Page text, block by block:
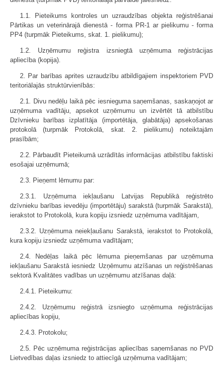
1.1. Pieteikums kontroles un uzraudzības objekta reģistrēšanai
Pārtikas un veterinārajā dienestā - forma PR-1 ar pielikumu - forma
PP4 (turpmāk Pieteikums, skat. 1. pielikumu);
1.2. Uzņēmumu reģistra izsniegtā uzņēmuma reģistrācijas
apliecība (kopija).
2. Par barības aprites uzraudzību atbildīgajiem inspektoriem PVD
teritoriālajās struktūrvienībās:
2.1. Divu nedēļu laikā pēc iesnieguma saņemšanas, saskaņojot ar
uzņēmuma vadītāju, apsekot uzņēmumu un izvērtēt tā atbilstību
Dzīvnieku barības izplatītāja (importētāja, glabātāja) apsekošanas
protokolā (turpmāk Protokolā, skat. 2. pielikumu) noteiktajām
prasībām;
2.2. Pārbaudīt Pieteikumā uzrādītās informācijas atbilstību faktiski
esošajai uzņēmumā;
2.3. Pieņemt lēmumu par:
2.3.1. Uzņēmuma iekļaušanu Latvijas Republikā reģistrēto
dzīvnieku barības ievedēju (importētāju) sarakstā (turpmāk Sarakstā),
ierakstot to Protokolā, kura kopiju izsniedz uzņēmuma vadītājam,
2.3.2. Uzņēmuma neiekļaušanu Sarakstā, ierakstot to Protokolā,
kura kopiju izsniedz uzņēmuma vadītājam;
2.4. Nedēļas laikā pēc lēmuma pieņemšanas par uzņēmuma
iekļaušanu Sarakstā iesniedz Uzņēmumu atzīšanas un reģistrēšanas
sektorā Kvalitātes vadības un uzņēmumu atzīšanas daļā:
2.4.1. Pieteikumu:
2.4.2. Uzņēmumu reģistrā izsniegto uzņēmuma reģistrācijas
apliecības kopiju,
2.4.3. Protokolu;
2.5. Pēc uzņēmuma reģistrācijas apliecības saņemšanas no PVD
Lietvedības daļas izsniedz to attiecīgā uzņēmuma vadītājam;